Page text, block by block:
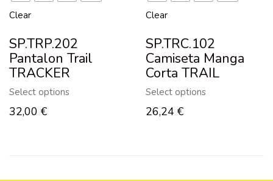
Clear
SP.TRP.202
Pantalon Trail
TRACKER
Select options
32,00 €
Clear
SP.TRC.102
Camiseta Manga
Corta TRAIL
Select options
26,24 €